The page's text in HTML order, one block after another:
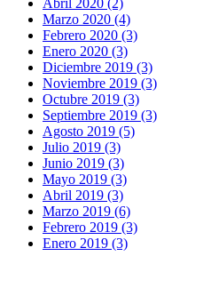
Abril 2020 (2)
Marzo 2020 (4)
Febrero 2020 (3)
Enero 2020 (3)
Diciembre 2019 (3)
Noviembre 2019 (3)
Octubre 2019 (3)
Septiembre 2019 (3)
Agosto 2019 (5)
Julio 2019 (3)
Junio 2019 (3)
Mayo 2019 (3)
Abril 2019 (3)
Marzo 2019 (6)
Febrero 2019 (3)
Enero 2019 (3)